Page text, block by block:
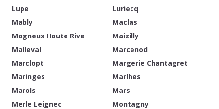
Lupe
Luriecq
Mably
Maclas
Magneux Haute Rive
Maizilly
Malleval
Marcenod
Marclopt
Margerie Chantagret
Maringes
Marlhes
Marols
Mars
Merle Leignec
Montagny